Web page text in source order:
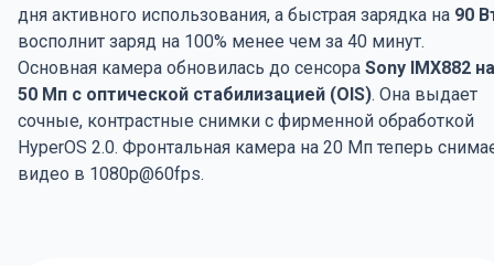
дня активного использования, а быстрая зарядка на 90
восполнит заряд на 100% менее чем за 40 минут.
Основная камера обновилась до сенсора Sony IMX882 на
50 Мп с оптической стабилизацией (OIS). Она выдает
сочные, контрастные снимки с фирменной обработкой
HyperOS 2.0. Фронтальная камера на 20 Мп теперь
видео в 1080p@60fps.